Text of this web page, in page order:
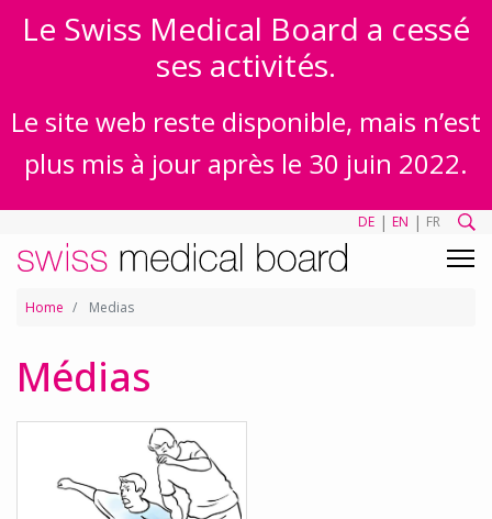
Le Swiss Medical Board a cessé
ses activités.
Le site web reste disponible, mais n’est
plus mis à jour après le 30 juin 2022.
DE | EN | FR
Home Medias
Médias